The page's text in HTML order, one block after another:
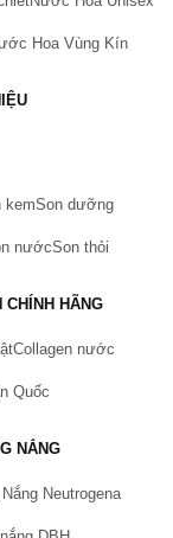
hàng?
tôi qua số
Hoa Vùng Kín
kemSon dưỡng
nướcSon thỏi
CHÍNH HÃNG
Collagen nước
Quốc
NẮNG
Neutrogena